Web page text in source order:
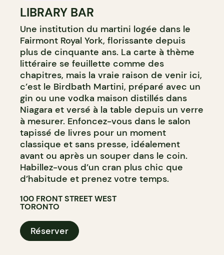
LIBRARY BAR
Une institution du martini logée dans le
Fairmont Royal York, florissante depuis
plus de cinquante ans. La carte à thème
littéraire se feuillette comme des
chapitres, mais la vraie raison de venir ici,
c’est le Birdbath Martini, préparé avec un
gin ou une vodka maison distillés dans
Niagara et versé à la table depuis un verre
à mesurer. Enfoncez-vous dans le salon
tapissé de livres pour un moment
classique et sans presse, idéalement
avant ou après un souper dans le coin.
Habillez-vous d’un cran plus chic que
d’habitude et prenez votre temps.
100 FRONT STREET WEST
TORONTO
Réserver